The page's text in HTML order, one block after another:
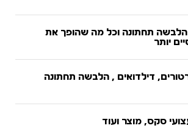
הלבשה תחתונה וכל מה שהופך את
יותר
דילדואים , הלבשה תחתונה
סקס, מוצר ועוד